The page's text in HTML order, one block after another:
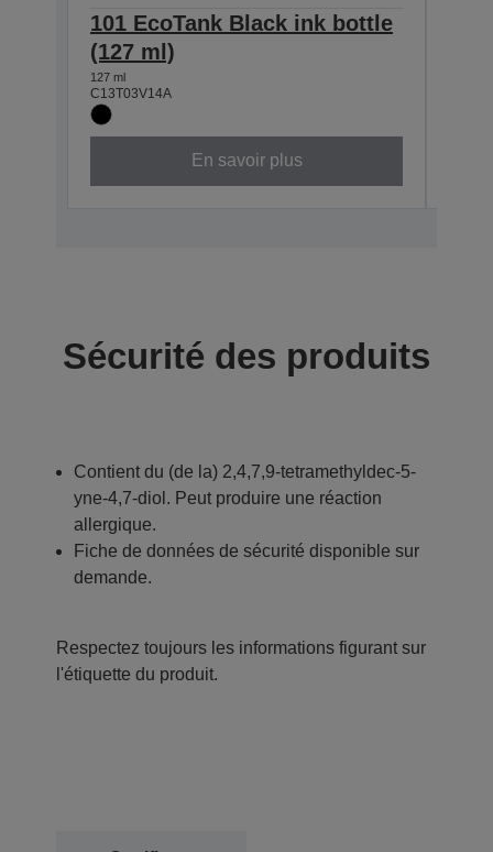
101 EcoTank Black ink bottle
(127 ml)
127 ml
C13T03V14A
En savoir plus
Sécurité des produits
Contient du (de la) 2,4,7,9-tetramethyldec-5-
yne-4,7-diol. Peut produire une réaction
allergique.
Fiche de données de sécurité disponible sur
demande.
Respectez toujours les informations figurant sur
l'étiquette du produit.